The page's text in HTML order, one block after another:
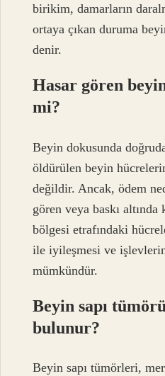
birikim, damarların
ortaya çıkan duruma
denir.
Hasar gören
mi?
Beyin dokusunda
öldürülen beyin
değildir. Ancak, ödem
gören veya baskı altında
bölgesi etrafındaki
ile iyileşmesi ve
mümkündür.
Beyin sapı
bulunur?
Beyin sapı tümörleri,